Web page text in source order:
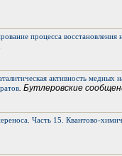
процесса
активность медных
. Бутлеровские
Часть 15. Квантово-